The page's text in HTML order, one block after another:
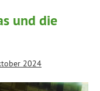
und die
2024